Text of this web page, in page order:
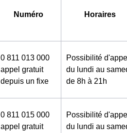
Numéro Horaires
0 811 013 000
appel gratuit
depuis un fixe
Possibilité
du lundi au
de 8h à 21h
0 811 015 000
appel gratuit
Possibilité
du lundi au